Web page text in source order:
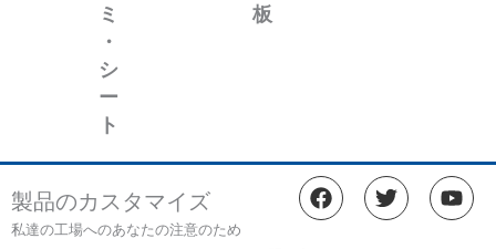
ミ
・
シ
ー
ト
板
製品のカスタマイズ
私達の工場へのあなたの注意のため
フ
ェ
ツ
イ
Y
o